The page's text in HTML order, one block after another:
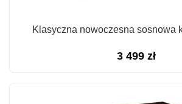
Klasyczna nowoczesna sosnowa
3 499 zł